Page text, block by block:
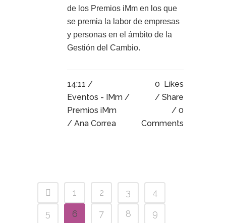
de los Premios iMm en los que
se premia la labor de empresas
y personas en el ámbito de la
Gestión del Cambio.
14:11 /
Eventos - IMm /
Premios iMm
/ Ana Correa
0 Likes
Share
0
Comments
1 2 3
4
5
6 7 8
9